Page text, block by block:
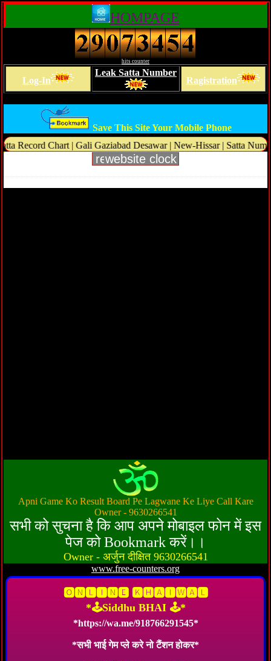
HOMPAGE
hits counter
Log-In
Leak Satta Number
Ragistration
Save This Site Your Mobile Phone
Chart | Gali Gaziabad Desawar | New-Hissar | Satta Number |
website clock
Apni Game Ko Result Board Pe Lagwane Ke Liye Call Kare
Owner - 9630266541
सभी को सुचना है कि आप अपने मोबाइल फोन में इस
पेज को Bookmark करें।।
Owner - अर्जुन दीक्षित 9630266541
www.free-counters.org
🅾🅽🅻🅸🅽🅴 🅺🅷🅰🅸🆆🅰🅻
*🕹Siddhu BHAI 🕹️*
*https://wa.me/918766291545*
*सभी भाई गेम प्ले करे नो टैंशन होकर*